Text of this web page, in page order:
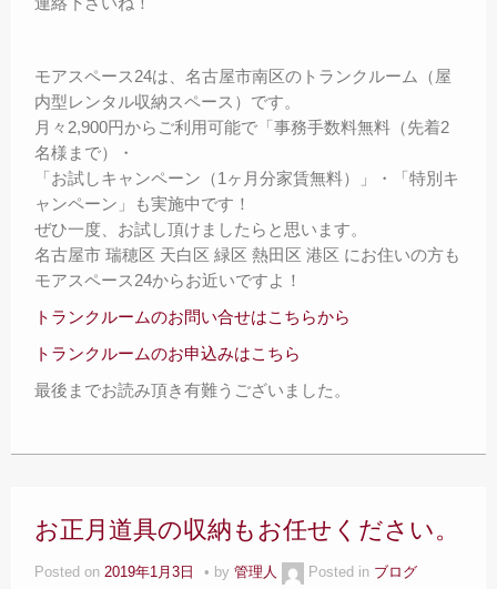
モアスペース24は、名古屋市南区のトランクルーム（屋
内型レンタル収納スペース）です。
月々2,900円からご利用可能で「事務手数料無料（先着2
名様まで）・
「お試しキャンペーン（1ヶ月分家賃無料）」・「特別キ
ャンペーン」も実施中です！
ぜひ一度、お試し頂けましたらと思います。
名古屋市 瑞穂区 天白区 緑区 熱田区 港区 にお住いの方も
モアスペース24からお近いですよ！
トランクルームのお問い合せはこちらから
トランクルームのお申込みはこちら
最後までお読み頂き有難うございました。
お正月道具の収納もお任せください。
Posted on 2019年1月3日 by 管理人 Posted in ブログ